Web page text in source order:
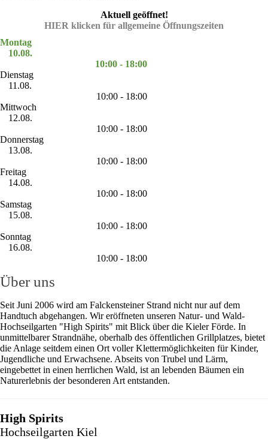
Aktuell geöffnet!
HIER klicken für allgemeine Öffnungszeiten
Montag
10.08.
10:00 - 18:00
Dienstag
11.08.
10:00 - 18:00
Mittwoch
12.08.
10:00 - 18:00
Donnerstag
13.08.
10:00 - 18:00
Freitag
14.08.
10:00 - 18:00
Samstag
15.08.
10:00 - 18:00
Sonntag
16.08.
10:00 - 18:00
Über uns
Seit Juni 2006 wird am Falckensteiner Strand nicht nur auf dem
Handtuch abgehangen. Wir eröffneten unseren Natur- und Wald-
Hochseilgarten "High Spirits" mit Blick über die Kieler Förde. In
unmittelbarer Strandnähe, oberhalb des öffentlichen Grillplatzes, bietet
die Anlage seitdem einen Ort voller Klettermöglichkeiten für Kinder,
Jugendliche und Erwachsene. Abseits von Trubel und Lärm,
eingebettet in einen herrlichen Wald, ist an lebenden Bäumen ein
Naturerlebnis der besonderen Art entstanden.
High Spirits
Hochseilgarten Kiel